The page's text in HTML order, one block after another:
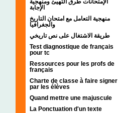
الإمتحانات طرق التهيئ ومنهجية
الإجابة
منهجية التعامل مع امتحان التاريخ
والجغرافيا
طريقة الاشتغال على نص تاريخي
Test diagnostique de français
pour tc
Ressources pour les profs de
français
Charte de classe à faire signer
par les élèves
Quand mettre une majuscule
La Ponctuation d'un texte